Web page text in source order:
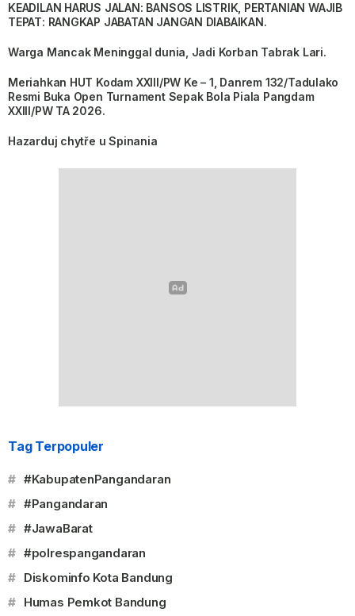
KEADILAN HARUS JALAN: BANSOS LISTRIK, PERTANIAN WAJIB
TEPAT: RANGKAP JABATAN JANGAN DIABAIKAN.
Warga Mancak Meninggal dunia, Jadi Korban Tabrak Lari.
Meriahkan HUT Kodam XXIII/PW Ke – 1, Danrem 132/Tadulako
Resmi Buka Open Turnament Sepak Bola Piala Pangdam
XXIII/PW TA 2026.
Hazarduj chytře u Spinania
Tag Terpopuler
# #KabupatenPangandaran
# #Pangandaran
# #JawaBarat
# #polrespangandaran
# Diskominfo Kota Bandung
# Humas Pemkot Bandung